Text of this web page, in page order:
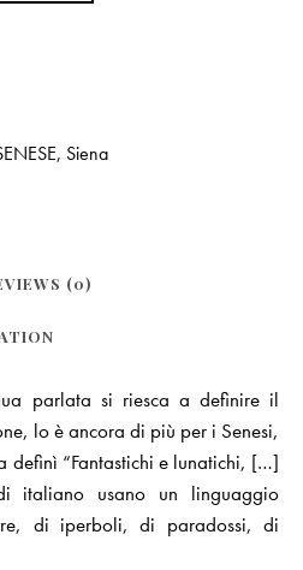
, Siena
(0)
parlata si riesca a definire il
lo è ancora di più per i Senesi,
definì “Fantastichi e lunatichi, […]
italiano usano un linguaggio
di iperboli, di paradossi, di